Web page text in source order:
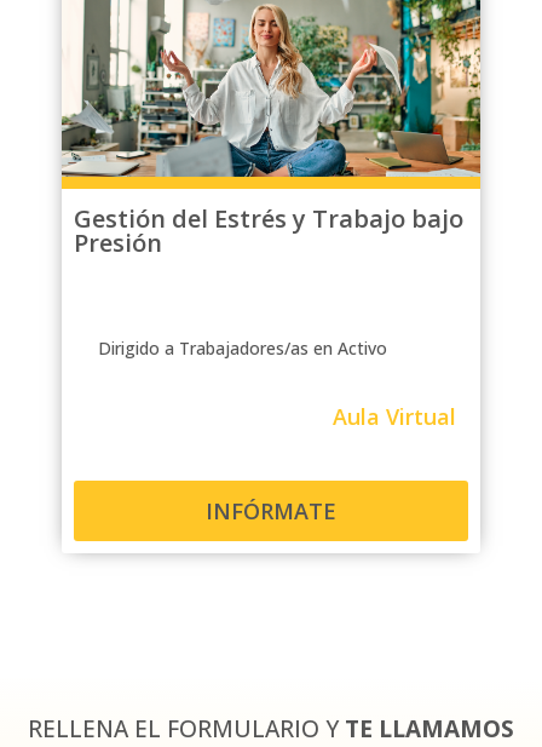
Gestión del Estrés y Trabajo bajo
Presión
Dirigido a Trabajadores/as en Activo
Aula Virtual
INFÓRMATE
RELLENA EL FORMULARIO YTE LLAMAMOS